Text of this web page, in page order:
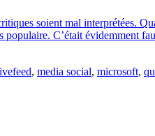
soient mal interprétées.
populaire. C’était évidemment
, media social, microsoft,